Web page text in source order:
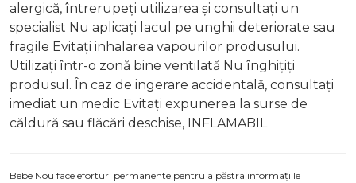
alergică, întrerupeți utilizarea și consultați un
specialist Nu aplicați lacul pe unghii deteriorate sau
fragile Evitați inhalarea vapourilor produsului.
Utilizați într-o zonă bine ventilată Nu înghițiți
produsul. În caz de ingerare accidentală, consultați
imediat un medic Evitați expunerea la surse de
căldură sau flăcări deschise, INFLAMABIL
Bebe Nou face eforturi permanente pentru a păstra informațiile